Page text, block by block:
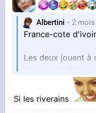
Albertini 2 mois
France-cote
Les deux jouent à
pouvoir soutenir
Aucun perdant en
Si les riverains